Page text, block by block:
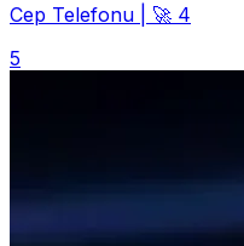
Cep Telefonu
🚀 4
5